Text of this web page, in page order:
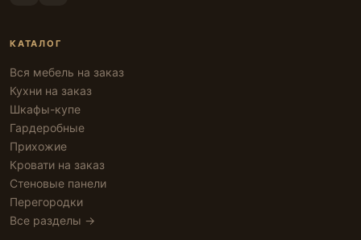
КАТАЛОГ
Вся мебель на заказ
Кухни на заказ
Шкафы-купе
Гардеробные
Прихожие
Кровати на заказ
Стеновые панели
Перегородки
Все разделы →